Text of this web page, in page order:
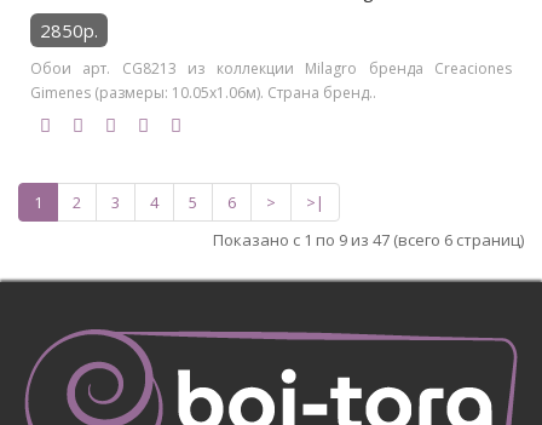
2850р.
Обои арт. CG8213 из коллекции Milagro бренда Creaciones
Gimenes (размеры: 10.05х1.06м). Страна бренд..
1 2 3 4 5 6 >
>|
Показано с 1 по 9 из 47 (всего 6 страниц)